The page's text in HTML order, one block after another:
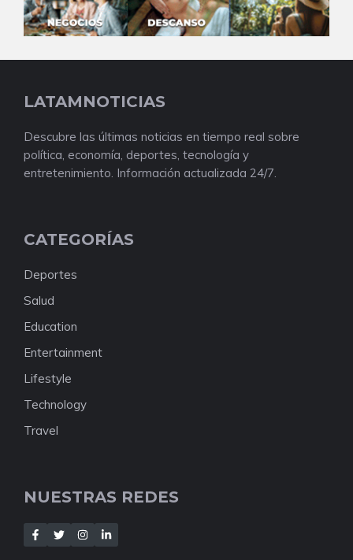
LATAMNOTICIAS
Descubre las últimas noticias en tiempo real sobre
política, economía, deportes, tecnología y
entretenimiento. Información actualizada 24/7.
CATEGORÍAS
Deportes
Salud
Education
Entertainment
Lifestyle
Technology
Travel
NUESTRAS REDES